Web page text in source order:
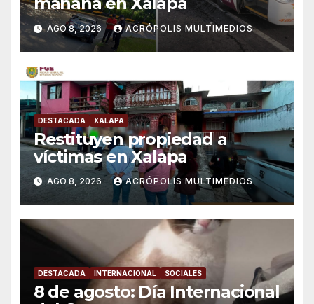
AGO 8, 2026 ACRÓPOLIS MULTIMEDIOS
DESTACADA XALAPA
Restituyen propiedad a
víctimas en Xalapa
AGO 8, 2026 ACRÓPOLIS MULTIMEDIOS
DESTACADA INTERNACIONAL SOCIALES
8 de agosto: Día Internacional